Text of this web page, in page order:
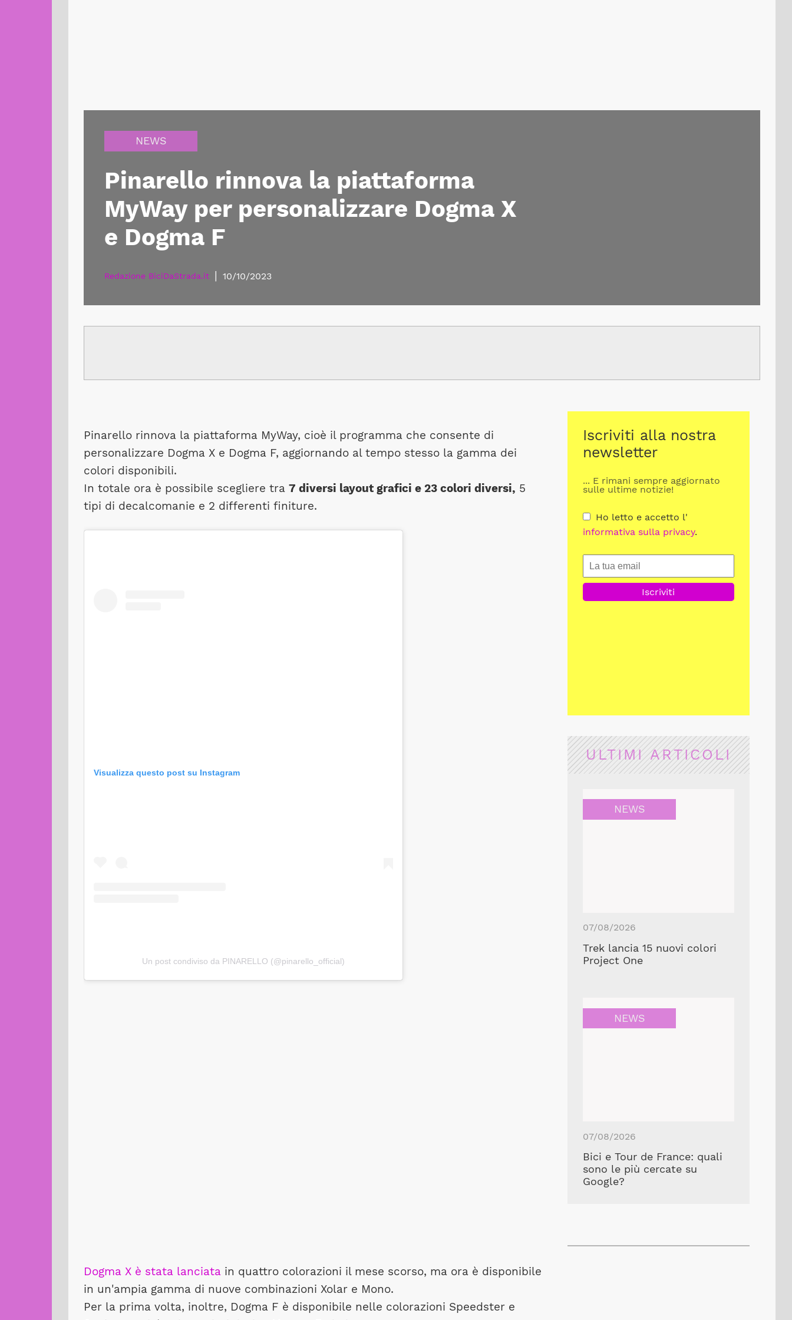
NEWS
Pinarello rinnova la piattaforma
MyWay per personalizzare Dogma X
e Dogma F
Redazione BiciDaStrada.it | 10/10/2023
Pinarello rinnova la piattaforma MyWay, cioè il programma che consente di
personalizzare Dogma X e Dogma F, aggiornando al tempo stesso la gamma dei
colori disponibili.
In totale ora è possibile scegliere tra 7 diversi layout grafici e 23 colori diversi, 5
tipi di decalcomanie e 2 differenti finiture.
Visualizza questo post su Instagram
Un post condiviso da PINARELLO (@pinarello_official)
Dogma X è stata lanciata in quattro colorazioni il mese scorso, ma ora è disponibile
in un'ampia gamma di nuove combinazioni Xolar e Mono.
Per la prima volta, inoltre, Dogma F è disponibile nelle colorazioni Speedster e
Iscriviti alla nostra
newsletter
... E rimani sempre aggiornato
sulle ultime notizie!
Ho letto e accetto l'
informativa sulla privacy.
ULTIMI ARTICOLI
NEWS
07/08/2026
Trek lancia 15 nuovi colori
Project One
NEWS
07/08/2026
Bici e Tour de France: quali
sono le più cercate su
Google?